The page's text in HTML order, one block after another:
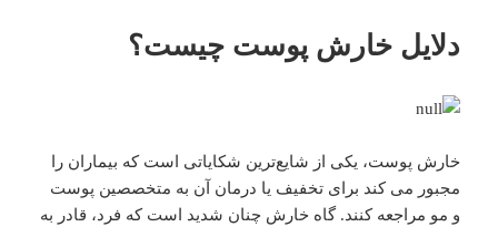
دلایل خارش پوست چیست؟
خارش پوست، یکی از شایع‌ترین شکایاتی است که بیماران را
مجبور می کند برای تخفیف یا درمان آن به متخصصین پوست
و مو مراجعه کنند. گاه خارش چنان شدید است که فرد، قادر به